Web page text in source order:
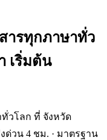
ารทุกภาษาทั่ว
เริ่มต้น
วโลก ที่ จังหวัด
ด่วน 4 ชม. · มาตรฐาน